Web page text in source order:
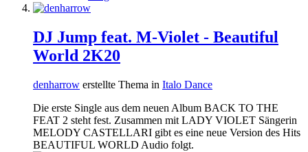
DJ Jump feat. M-Violet - Beautiful
World 2K20
denharrow erstellte Thema in Italo Dance
Die erste Single aus dem neuen Album BACK TO THE
FEAT 2 steht fest. Zusammen mit LADY VIOLET Sängerin
MELODY CASTELLARI gibt es eine neue Version des Hits
BEAUTIFUL WORLD Audio folgt.